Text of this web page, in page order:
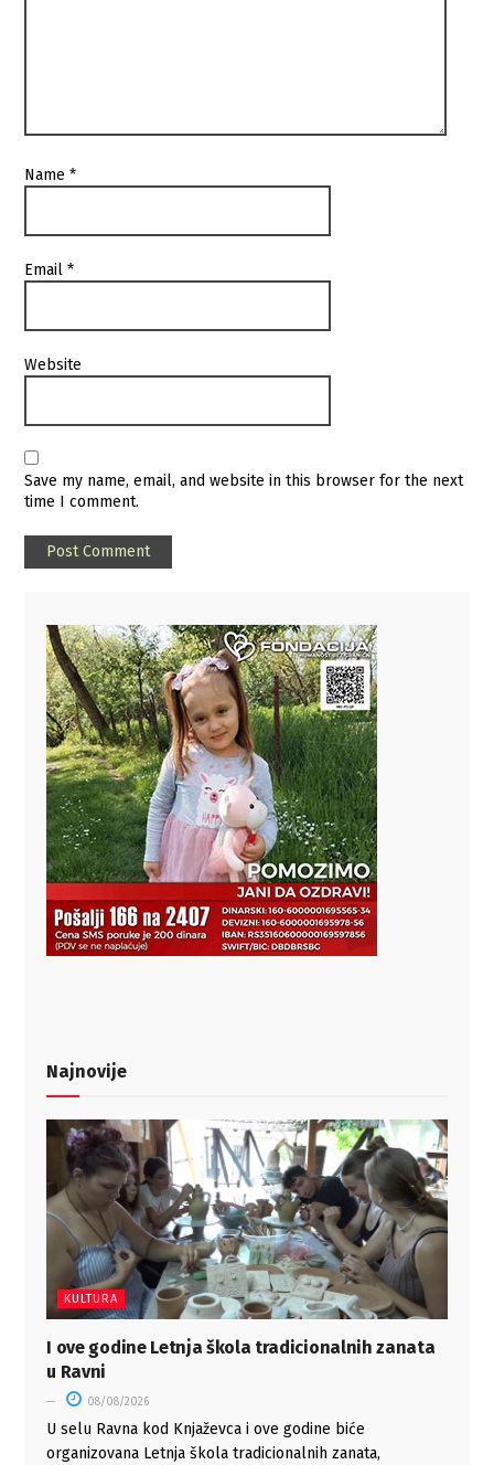
Name*
Email*
Website
Save my name, email, and website in this browser for the next
time I comment.
Najnovije
KULTURA
I ove godine Letnja škola tradicionalnih zanata
u Ravni
08/08/2026
U selu Ravna kod Knjaževca i ove godine biće
organizovana Letnja škola tradicionalnih zanata,